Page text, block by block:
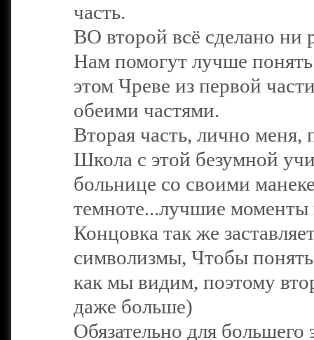
часть.
ВО второй всё сделано ни
Нам помогут лучше
этом Чреве из первой
обеими частями.
Вторая часть, лично меня,
Школа с этой безумной
больнице со своими
темноте...лучшие
Концовка так же
символизмы, Чтобы
как мы видим, поэтому
даже больше)
Обязательно для